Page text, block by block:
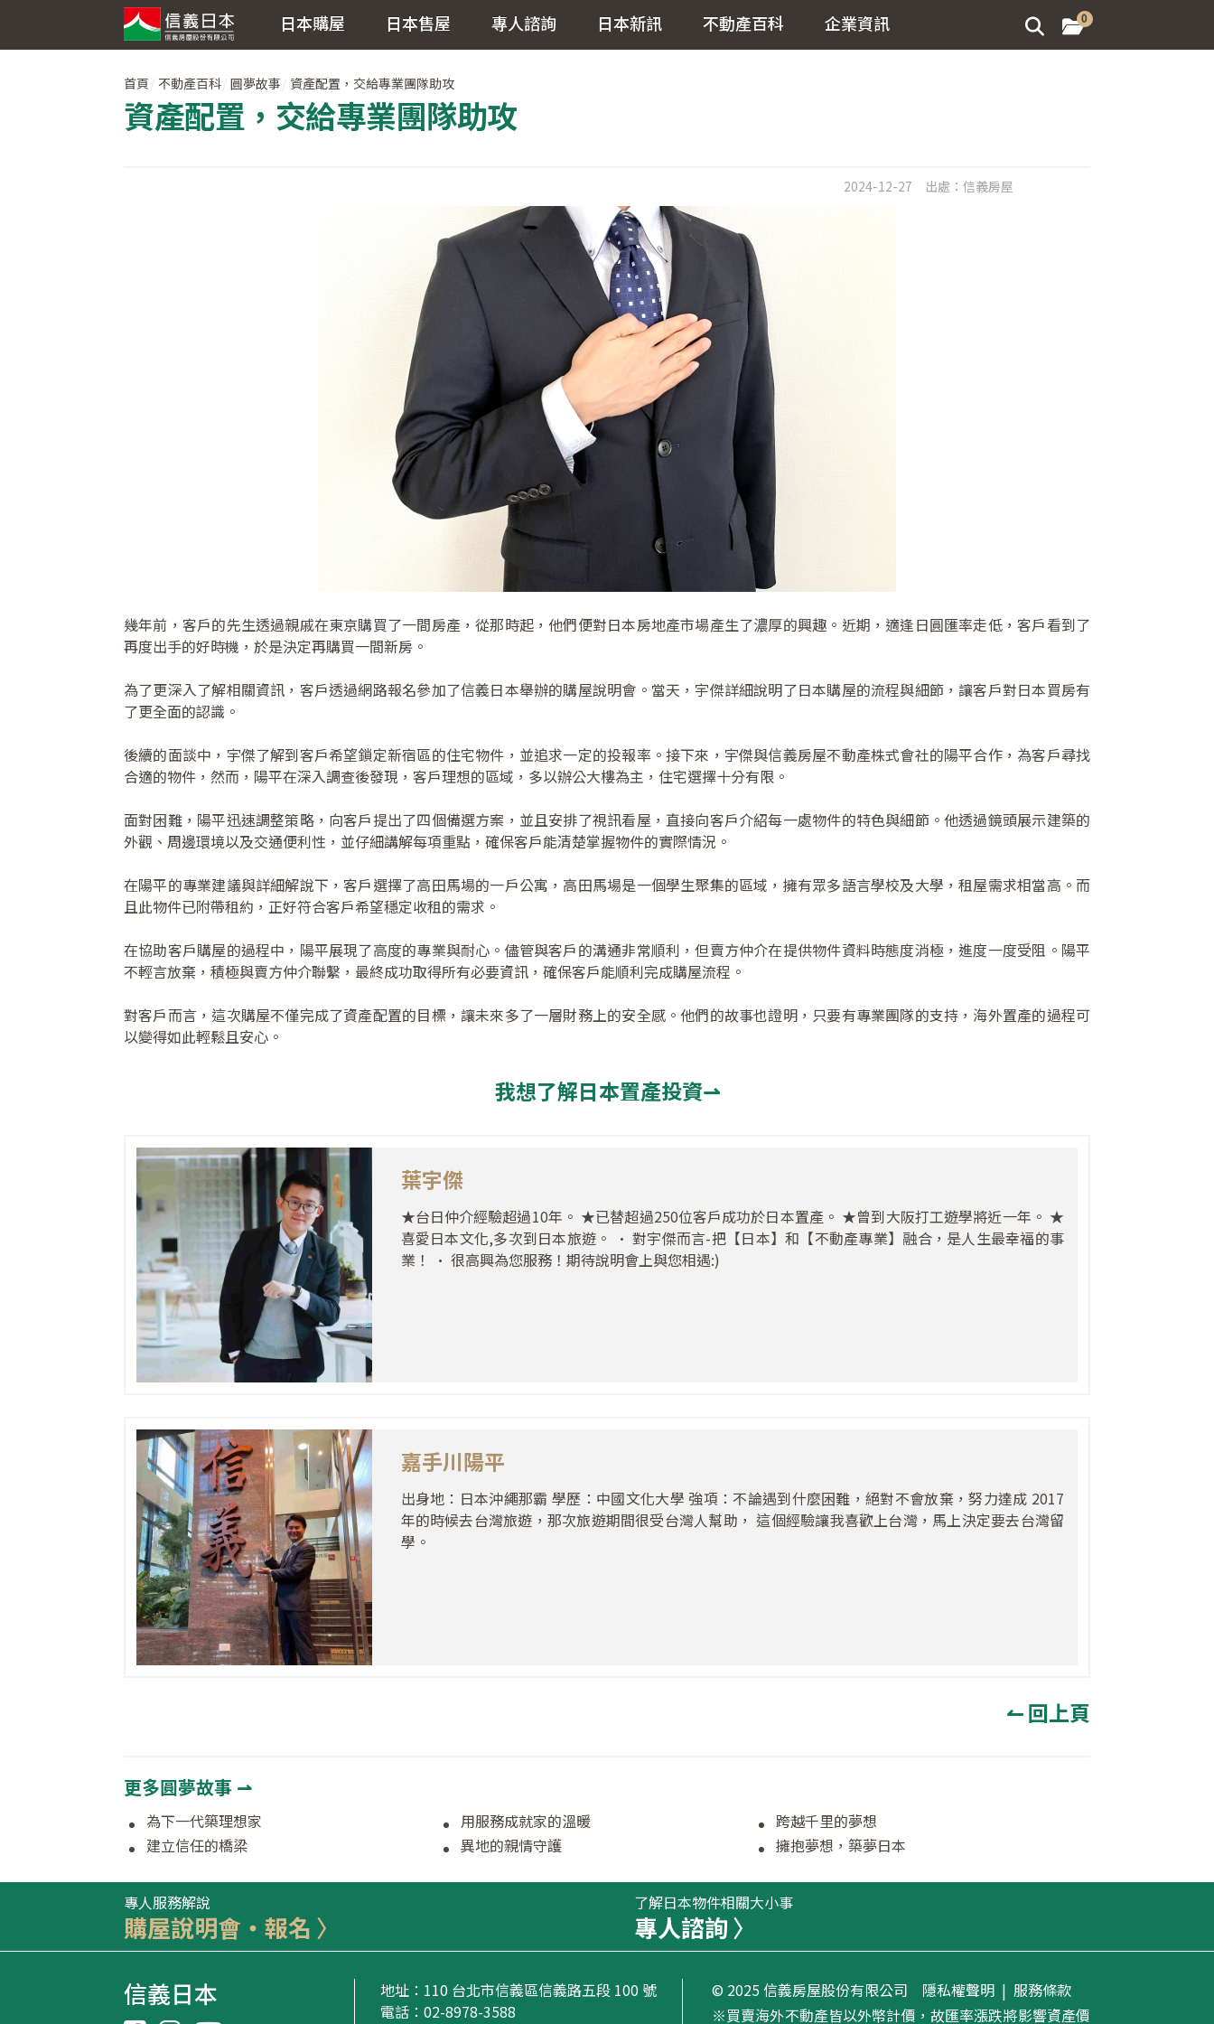
日本購屋 日本售屋 專人諮詢 日本新訊 不動產百科 企業資訊 0
首頁 不動產百科 圓夢故事 資產配置，交給專業團隊助攻
資產配置，交給專業團隊助攻
2024-12-27 出處： 信義房屋
幾年前，客戶的先生透過親戚在東京購買了一間房產，從那時起，他們便對日本房地產市場產生了濃厚的興趣。近期，適逢日圓匯率走低，客戶看到了
再度出手的好時機，於是決定再購買一間新房。
為了更深入了解相關資訊，客戶透過網路報名參加了信義日本舉辦的購屋說明會。當天，宇傑詳細說明了日本購屋的流程與細節，讓客戶對日本買房有
了更全面的認識。
後續的面談中，宇傑了解到客戶希望鎖定新宿區的住宅物件，並追求一定的投報率。接下來，宇傑與信義房屋不動產株式會社的陽平合作，為客戶尋找
合適的物件，然而，陽平在深入調查後發現，客戶理想的區域，多以辦公大樓為主，住宅選擇十分有限。
面對困難，陽平迅速調整策略，向客戶提出了四個備選方案，並且安排了視訊看屋，直接向客戶介紹每一處物件的特色與細節。他透過鏡頭展示建築的
外觀、周邊環境以及交通便利性，並仔細講解每項重點，確保客戶能清楚掌握物件的實際情況。
在陽平的專業建議與詳細解說下，客戶選擇了高田馬場的一戶公寓，高田馬場是一個學生聚集的區域，擁有眾多語言學校及大學，租屋需求相當高。而
且此物件已附帶租約，正好符合客戶希望穩定收租的需求。
在協助客戶購屋的過程中，陽平展現了高度的專業與耐心。儘管與客戶的溝通非常順利，但賣方仲介在提供物件資料時態度消極，進度一度受阻。陽平
不輕言放棄，積極與賣方仲介聯繫，最終成功取得所有必要資訊，確保客戶能順利完成購屋流程。
對客戶而言，這次購屋不僅完成了資產配置的目標，讓未來多了一層財務上的安全感。他們的故事也證明，只要有專業團隊的支持，海外置產的過程可
以變得如此輕鬆且安心。
我想了解日本置產投資⇀
葉宇傑
★台日仲介經驗超過10年。 ★已替超過250位客戶成功於日本置產。 ★曾到大阪打工遊學將近一年。 ★
喜愛日本文化,多次到日本旅遊。 • 對宇傑而言-把【日本】和【不動產專業】融合，是人生最幸福的事
業！ • 很高興為您服務！期待說明會上與您相遇:)
嘉手川陽平
出身地：日本沖繩那霸 學歷：中國文化大學 強項：不論遇到什麼困難，絕對不會放棄，努力達成 2017
年的時候去台灣旅遊，那次旅遊期間很受台灣人幫助， 這個經驗讓我喜歡上台灣，馬上決定要去台灣留
學。
↼ 回上頁
更多圓夢故事 ⇀
為下一代築理想家 用服務成就家的溫暖
跨越千里的夢想
建立信任的橋梁
異地的親情守護 擁抱夢想，築夢日本
專人服務解說
購屋說明會‧報名
了解日本物件相關大小事
專人諮詢
信義日本
地址： 110 台北市信義區信義路五段 100 號
電話：02-8978-3588
© 2025 信義房屋股份有限公司 隱私權聲明 | 服務條款
※買賣海外不動產皆以外幣計價，故匯率漲跌將影響資產價